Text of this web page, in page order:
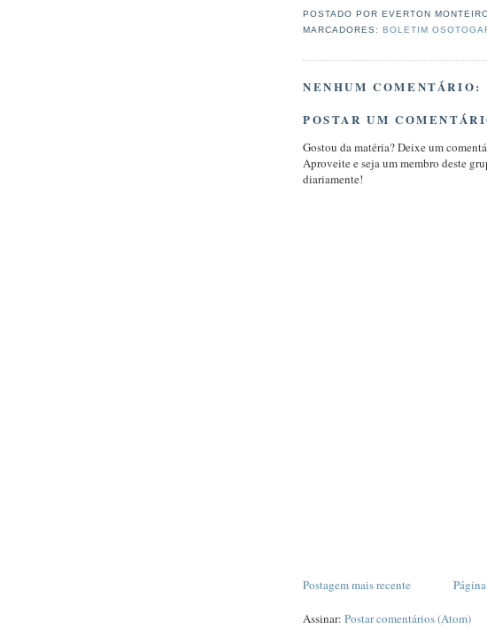
POSTADO POR EVERTON
MARCADORES:BOLETIM
NENHUM COMENTÁRIO:
POSTAR UM
Gostou da matéria? Deixe um
Aproveite e seja um membro deste
diariamente!
Postagem mais recente
Assinar: Postar comentários (Atom)